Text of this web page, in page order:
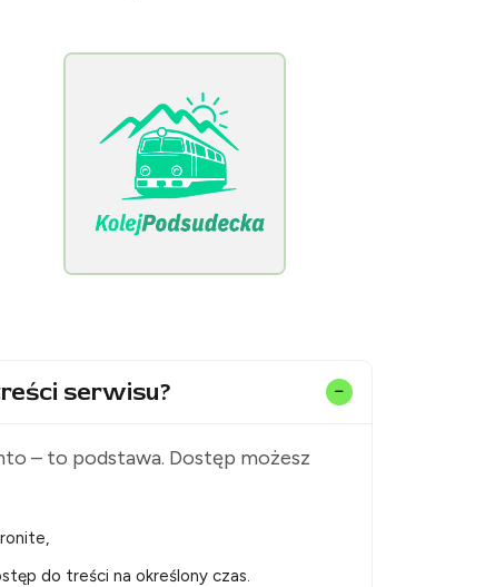
serwisu?
– to podstawa. Dostęp możesz
do treści na określony czas.